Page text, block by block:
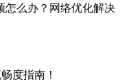
怎么办？网络优化解决
度指南！